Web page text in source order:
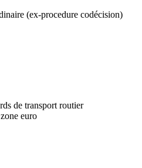
(ex-procedure codécision)
de transport routier
euro